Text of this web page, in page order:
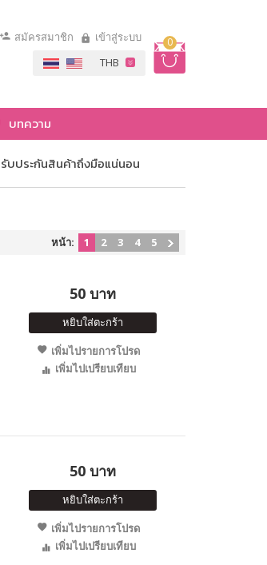
0
สมัครสมาชิก เข้าสู่ระบบ
บทความ
รับประกันสินค้าถึงมือแน่นอน
หน้า: 1 2 3 4 5
50 บาท
หยิบใส่ตะกร้า
เพิ่มไปรายการโปรด
เพิ่มไปเปรียบเทียบ
50 บาท
หยิบใส่ตะกร้า
เพิ่มไปรายการโปรด
เพิ่มไปเปรียบเทียบ